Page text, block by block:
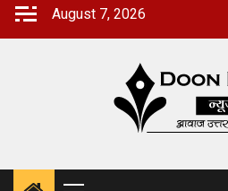
Skip
August 7, 2026